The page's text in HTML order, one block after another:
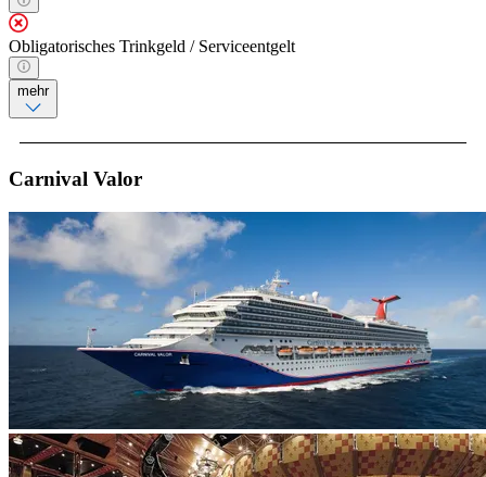
Obligatorisches Trinkgeld / Serviceentgelt
mehr
Carnival Valor